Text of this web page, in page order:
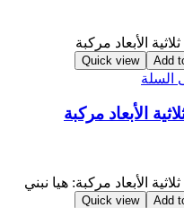
Add
Quick view
السلة
الأبعاد مركبة
Add
Quick view